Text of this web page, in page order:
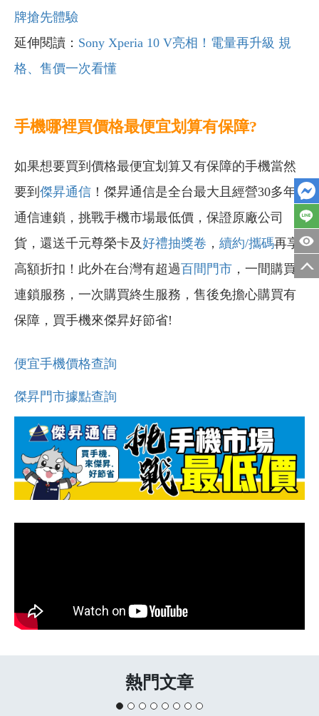
牌搶先體驗
延伸閱讀： Sony Xperia 10 V亮相！電量再升級 規
格、售價一次看懂
手機哪裡買價格最便宜划算有保障?
如果想要買到價格最便宜划算又有保障的手機當然
要到 傑昇通信 ！傑昇通信是全台最大且經營30多年
通信連鎖，挑戰手機市場最低價，保證原廠公司
貨，還送千元尊榮卡及好禮抽獎卷 ， 續約/攜碼再享
高額折扣！此外在台灣有超過百間門市 ，一間購買
連鎖服務，一次購買終生服務，售後免擔心購買有
保障，買手機來傑昇好節省!
便宜手機價格查詢
傑昇門市據點查詢
熱門文章